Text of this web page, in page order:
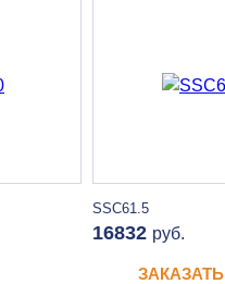
SSC61.5
16832 руб.
ЗАКАЗАТЬ